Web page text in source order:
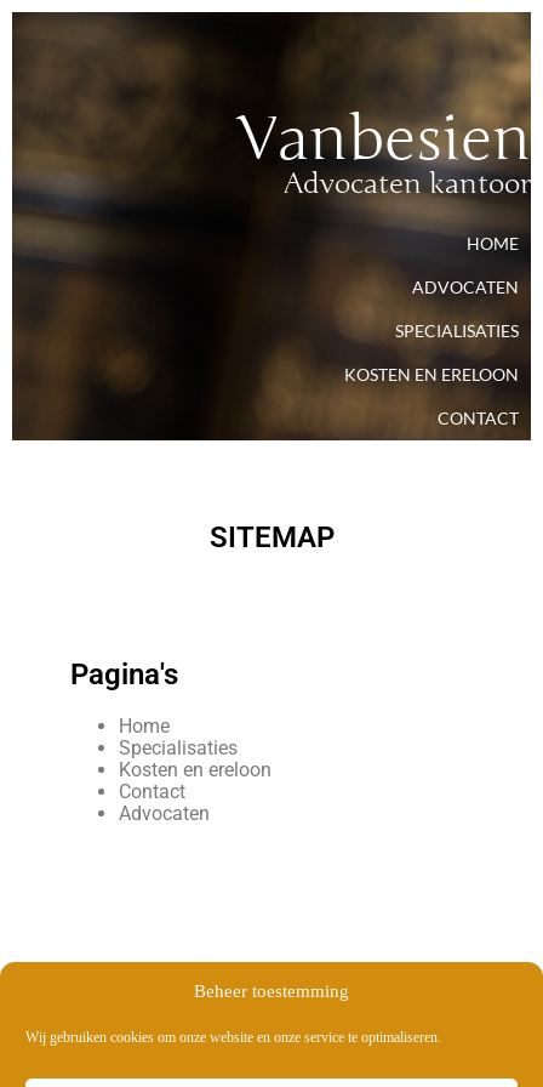
Beheer toestemming
Wij gebruiken cookies om onze website en onze service te optimaliseren.
Vanbesien
Advocaten kantoor
HOME
ADVOCATEN
SPECIALISATIES
KOSTEN EN ERELOON
CONTACT
SITEMAP
Pagina's
Home
Specialisaties
Kosten en ereloon
Contact
Advocaten
Vanbesien Advocaten kantoor© 2019. Alle rechten
voorbehouden.